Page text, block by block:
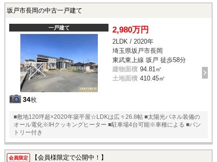
坂戸市長岡の中古一戸建て
一戸建て
34枚
2,980万円
2LDK / 2020年
埼玉県坂戸市長岡
東武東上線 坂戸 徒歩58分
建物面積 94.81㎡
土地面積 410.45㎡
■敷地120坪超×2020年築平屋☆LDKは広々26.8帖 ■太陽光パネル装備の
オール電化※IHクッキングヒーター ■駐車場4台可能※車種による ■パン
トリー付き
会員限定 【会員様限定で公開中！】